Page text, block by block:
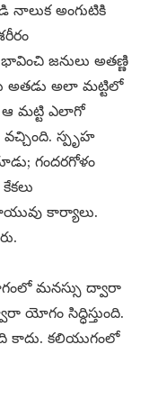
నాలుక అంగుటికి
జనులు అతణ్ణి
అతడు అలా మట్టిలో
ఆ మట్టి ఎలాగో
స్పృహ
గందరగోళం
కార్యాలు.
మనస్సు ద్వారా
యోగం సిద్ధిస్తుంది.
కాదు. కలియుగంలో